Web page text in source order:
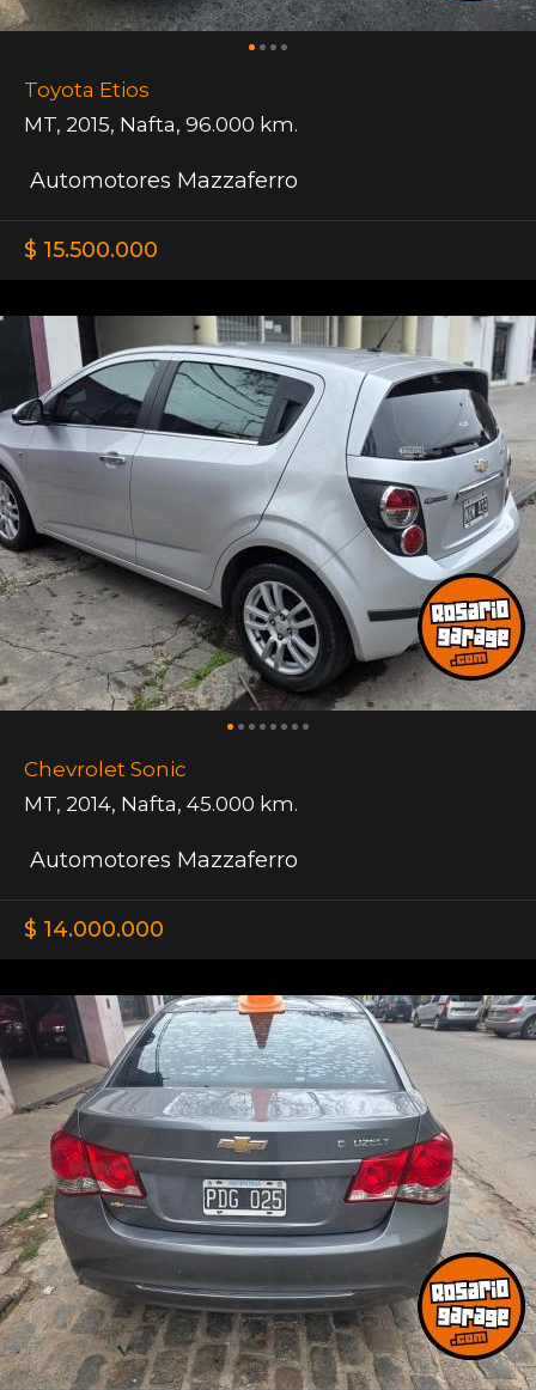
Toyota Etios
MT, 2015, Nafta, 96.000 km.
Automotores Mazzaferro
$ 15.500.000
Chevrolet Sonic
MT, 2014, Nafta, 45.000 km.
Automotores Mazzaferro
$ 14.000.000